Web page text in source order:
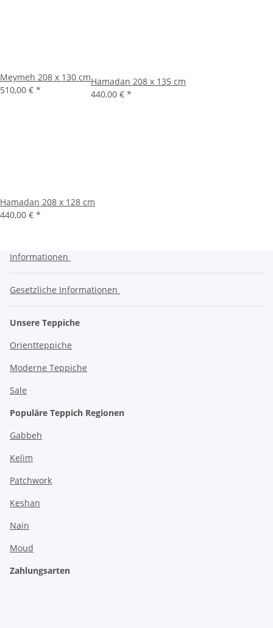
Meymeh 208 x 130 cm
510,00 € *
Hamadan 208 x 135 cm
440,00 € *
Hamadan 208 x 128 cm
440,00 € *
Informationen
Gesetzliche Informationen
Unsere Teppiche
Orientteppiche
Moderne Teppiche
Sale
Populäre Teppich Regionen
Gabbeh
Kelim
Patchwork
Keshan
Nain
Moud
Zahlungsarten